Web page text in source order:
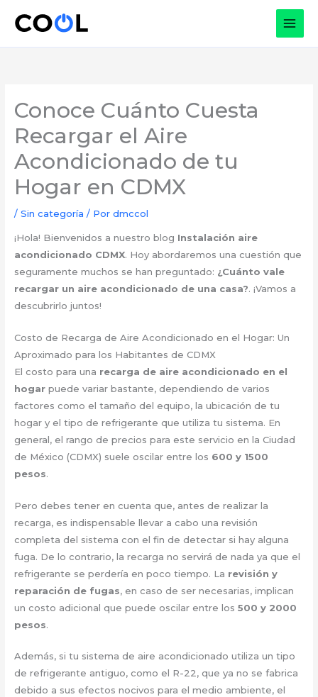
Conoce Cuánto Cuesta
Recargar el Aire
Acondicionado de tu
Hogar en CDMX
/Sin categoría / Pordmccol
¡Hola! Bienvenidos a nuestro blog Instalación aire
acondicionado CDMX. Hoy abordaremos una cuestión que
seguramente muchos se han preguntado: ¿Cuánto vale
recargar un aire acondicionado de una casa?. ¡Vamos a
descubrirlo juntos!
Costo de Recarga de Aire Acondicionado en el Hogar: Un
Aproximado para los Habitantes de CDMX
El costo para una recarga de aire acondicionado en el
hogar puede variar bastante, dependiendo de varios
factores como el tamaño del equipo, la ubicación de tu
hogar y el tipo de refrigerante que utiliza tu sistema. En
general, el rango de precios para este servicio en la Ciudad
de México (CDMX) suele oscilar entre los 600 y 1500
pesos.
Pero debes tener en cuenta que, antes de realizar la
recarga, es indispensable llevar a cabo una revisión
completa del sistema con el fin de detectar si hay alguna
fuga. De lo contrario, la recarga no servirá de nada ya que el
refrigerante se perdería en poco tiempo. La revisión y
reparación de fugas, en caso de ser necesarias, implican
un costo adicional que puede oscilar entre los500 y 2000
pesos.
Además, si tu sistema de aire acondicionado utiliza un tipo
de refrigerante antiguo, como el R-22, que ya no se fabrica
debido a sus efectos nocivos para el medio ambiente, el